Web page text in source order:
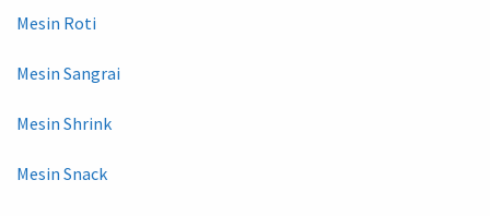
Mesin Roti
Mesin Sangrai
Mesin Shrink
Mesin Snack